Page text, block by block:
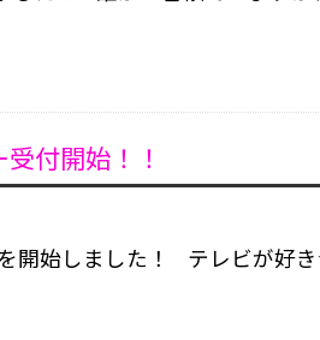
付開始！！
開始しました！ テレビが好